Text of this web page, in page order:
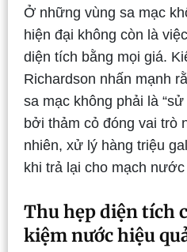
Ở những vùng sa mạc
hiện đại không còn là
diện tích bằng mọi giá.
Richardson nhấn mạnh
sa mạc không phải là “sử
bởi thảm cỏ đóng vai trò
nhiên, xử lý hàng triệu
khi trả lại cho mạch nước
Thu hẹp diện tích
kiệm nước hiệu